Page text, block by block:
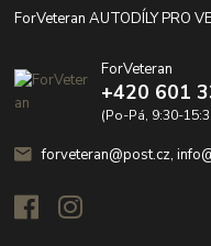
ForVeteran AUTODÍLY PRO
ForVeteran
+420 601
(Po-Pá, 9:30-
forveteran@post.cz,